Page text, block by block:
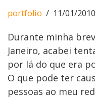
portfolio 11/01/2010
Durante minha
Janeiro, acabei
por lá do que era
O que pode ter
pessoas ao meu